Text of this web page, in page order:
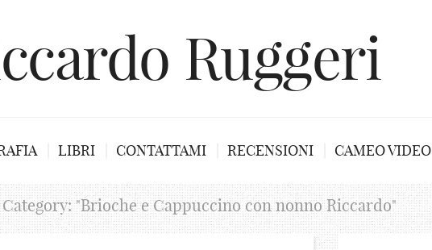
Ruggeri
LIBRI CONTATTAMI RECENSIONI CAMEO VIDEO
Category: "Brioche e Cappuccino con nonno Riccardo"